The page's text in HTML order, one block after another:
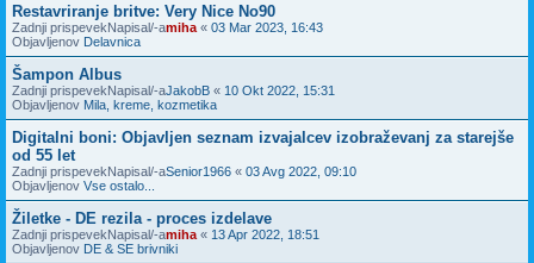
Restavriranje britve: Very Nice No90
Zadnji prispevekNapisal/-amiha « 03 Mar 2023, 16:43
Objavljenov Delavnica
Šampon Albus
Zadnji prispevekNapisal/-aJakobB « 10 Okt 2022, 15:31
Objavljenov Mila, kreme, kozmetika
Digitalni boni: Objavljen seznam izvajalcev izobraževanj za starejše
od 55 let
Zadnji prispevekNapisal/-aSenior1966 « 03 Avg 2022, 09:10
Objavljenov Vse ostalo...
Žiletke - DE rezila - proces izdelave
Zadnji prispevekNapisal/-amiha « 13 Apr 2022, 18:51
Objavljenov DE & SE brivniki